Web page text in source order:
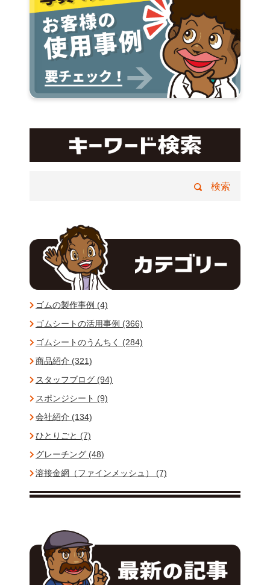
ゴムの製作事例 (4)
ゴムシートの活用事例 (366)
ゴムシートのうんちく (284)
商品紹介 (321)
スタッフブログ (94)
スポンジシート (9)
会社紹介 (134)
ひとりごと (7)
グレーチング (48)
溶接金網（ファインメッシュ） (7)